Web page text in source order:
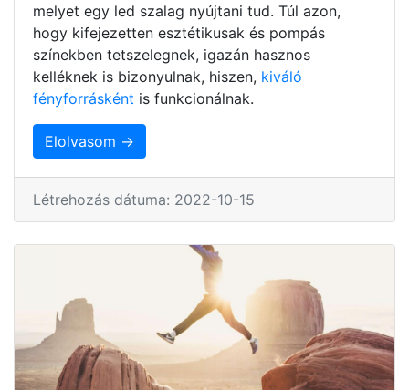
melyet egy led szalag nyújtani tud. Túl azon,
hogy kifejezetten esztétikusak és pompás
színekben tetszelegnek, igazán hasznos
kelléknek is bizonyulnak, hiszen, kiváló
fényforrásként is funkcionálnak.
Elolvasom →
Létrehozás dátuma: 2022-10-15